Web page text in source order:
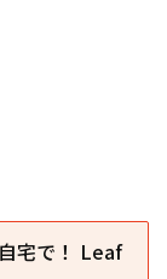
宅で！ Leaf